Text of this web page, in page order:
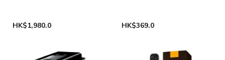
HK$1,980.0 HK$369.0